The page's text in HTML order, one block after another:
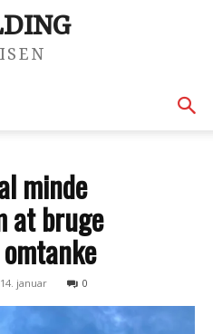
minde
at bruge
januar 0